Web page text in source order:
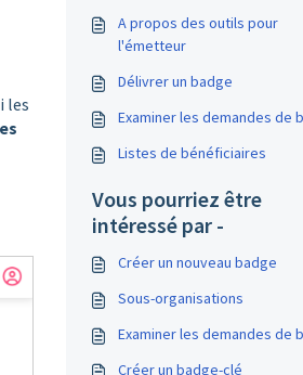
les
A propos des outils pour
l'émetteur
Délivrer un badge
Examiner les demandes de
Listes de bénéficiaires
Vous pourriez être
intéressé par -
Créer un nouveau badge
Sous-organisations
Examiner les demandes de
Créer un badge-clé